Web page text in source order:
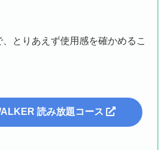
とりあえず使用感を確かめるこ
読み放題コース